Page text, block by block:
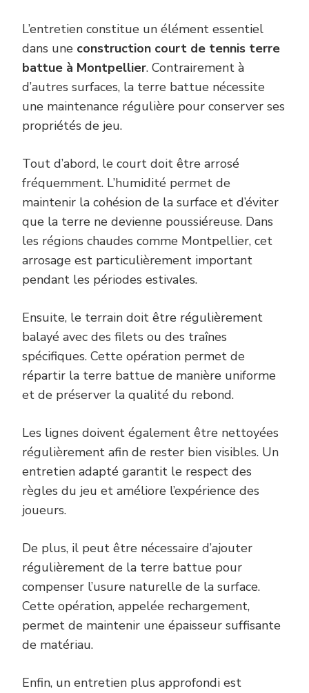
L’entretien constitue un élément essentiel
dans une construction court de tennis terre
battue à Montpellier. Contrairement à
d’autres surfaces, la terre battue nécessite
une maintenance régulière pour conserver ses
propriétés de jeu.
Tout d’abord, le court doit être arrosé
fréquemment. L’humidité permet de
maintenir la cohésion de la surface et d’éviter
que la terre ne devienne poussiéreuse. Dans
les régions chaudes comme Montpellier, cet
arrosage est particulièrement important
pendant les périodes estivales.
Ensuite, le terrain doit être régulièrement
balayé avec des filets ou des traînes
spécifiques. Cette opération permet de
répartir la terre battue de manière uniforme
et de préserver la qualité du rebond.
Les lignes doivent également être nettoyées
régulièrement afin de rester bien visibles. Un
entretien adapté garantit le respect des
règles du jeu et améliore l’expérience des
joueurs.
De plus, il peut être nécessaire d’ajouter
régulièrement de la terre battue pour
compenser l’usure naturelle de la surface.
Cette opération, appelée rechargement,
permet de maintenir une épaisseur suffisante
de matériau.
Enfin, un entretien plus approfondi est